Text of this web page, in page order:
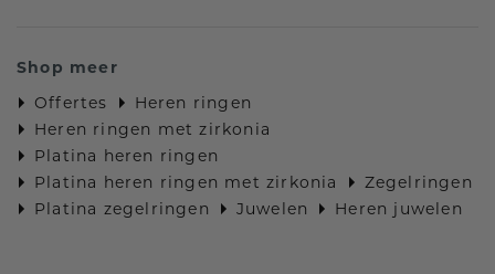
Shop meer
Offertes
Heren ringen
Heren ringen met zirkonia
Platina heren ringen
Platina heren ringen met zirkonia
Zegelringen
Platina zegelringen
Juwelen Heren juwelen